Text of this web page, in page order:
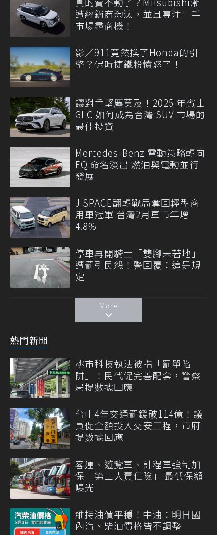
遭經銷商淘汰，並且專注二手
市場尋商機！
影／911竟然換了Honda的引
擎？保時捷鐵粉憤怒了！
讓對手望塵莫及！2025 年賓士
GLC 如何成為台灣 SUV 市場的
最佳投資
Mercedes-Benz 電動策略轉向
EQ 命名淡出 燃油與電動並行
發展
J SPACE翻轉戰局奪回輕型商
用車冠軍 台灣2月車市年增
4.8%
停車再開騎士「雙腳未著地」
遭罰引民怨！警回覆：這是規
定
More
熱門新聞
桃市科技執法被指「罰單陷
阱」！民代促完善配套，警察
局提數據回應
台中4年交通罰鍰破114億！議
員促全額投入交安工程，市府
提數據回應
客運、遊覽車、計程車強制加
保「第三人責任險」 最低保額
曝光
維持油價平穩！中油：明日國
內汽、柴油價格皆不調整